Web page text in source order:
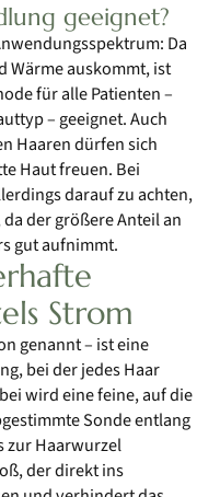
geeignet?
Da
Wärme auskommt, ist
für alle Patienten –
– geeignet. Auch
Haaren dürfen sich
Haut freuen. Bei
darauf zu achten,
der größere Anteil an
gut aufnimmt.
Strom
genannt – ist eine
bei der jedes Haar
wird eine feine, auf die
Sonde entlang
zur Haarwurzel
der direkt ins